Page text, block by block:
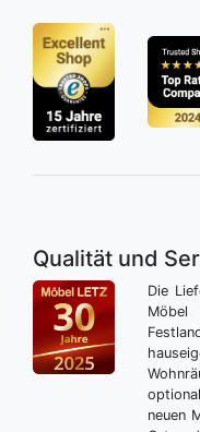
Qualität und
Die
neuen